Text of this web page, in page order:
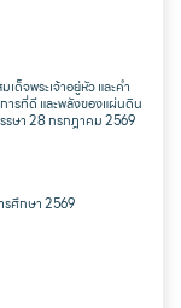
ด็จพระเจ้าอยู่หัว และคำ
รที่ดี และพลังของแผ่นดิน
รษา 28 กรกฎาคม 2569
รศึกษา 2569